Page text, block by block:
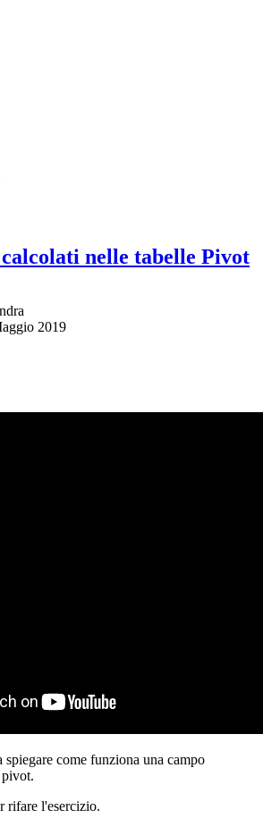
nelle tabelle Pivot
2019
come funziona una campo
rifare l'esercizio.